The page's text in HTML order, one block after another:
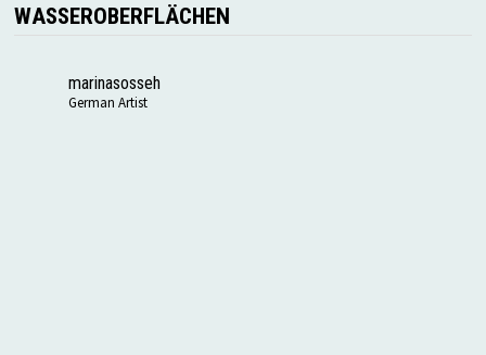
WASSEROBERFLÄCHEN
marinasosseh
German Artist